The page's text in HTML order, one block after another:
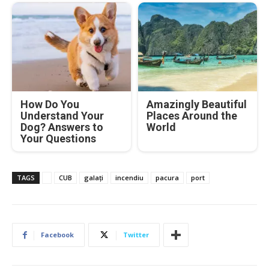
How Do You
Understand Your
Dog? Answers to
Your Questions
Amazingly Beautiful
Places Around the
World
TAGS CUB galați incendiu pacura port
Facebook Twitter